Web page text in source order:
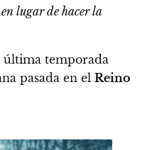
lugar de hacer la
última temporada
pasada en el Reino